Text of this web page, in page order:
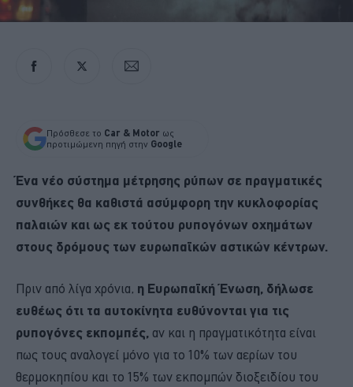
Πρόσθεσε το Car & Motor ως
προτιμώμενη πηγή στην Google
Ένα νέο σύστημα μέτρησης ρύπων σε πραγματικές
συνθήκες θα καθιστά ασύμφορη την κυκλοφορίας
παλαιών και ως εκ τούτου ρυπογόνων οχημάτων
στους δρόμους των ευρωπαϊκών αστικών κέντρων.
Πριν από λίγα χρόνια, η Ευρωπαϊκή Ένωση, δήλωσε
ευθέως ότι τα αυτοκίνητα ευθύνονται για τις
ρυπογόνες εκπομπές, αν και η πραγματικότητα είναι
πως τους αναλογεί μόνο για το 10% των αερίων του
θερμοκηπίου και το 15% των εκπομπών διοξειδίου του